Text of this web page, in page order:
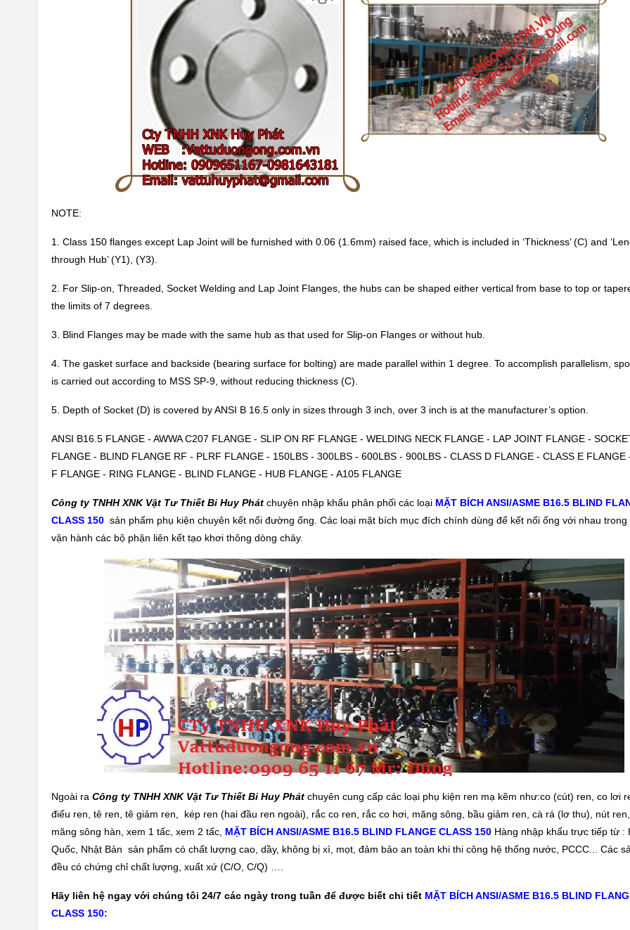
NOTE:
1. Class 150 flanges except Lap Joint will be furnished with 0.06 (1.6mm) raised face, which is included in ‘Thickness’ (C) and
through Hub’ (Y1), (Y3).
2. For Slip-on, Threaded, Socket Welding and Lap Joint Flanges, the hubs can be shaped either vertical from base to top or
the limits of 7 degrees.
3. Blind Flanges may be made with the same hub as that used for Slip-on Flanges or without hub.
4. The gasket surface and backside (bearing surface for bolting) are made parallel within 1 degree. To accomplish parallelism,
is carried out according to MSS SP-9, without reducing thickness (C).
5. Depth of Socket (D) is covered by ANSI B 16.5 only in sizes through 3 inch, over 3 inch is at the manufacturer’s option.
ANSI B16.5 FLANGE - AWWA C207 FLANGE - SLIP ON RF FLANGE - WELDING NECK FLANGE - LAP JOINT FLANGE -
FLANGE - BLIND FLANGE RF - PLRF FLANGE - 150LBS - 300LBS - 600LBS - 900LBS - CLASS D FLANGE - CLASS E FLANGE
F FLANGE - RING FLANGE - BLIND FLANGE - HUB FLANGE - A105 FLANGE
Công ty TNHH XNK Vật Tư Thiết Bi Huy Phát chuyên nhập khẩu phân phối các loại MẶT BÍCH ANSI/ASME B16.5 BLIND
CLASS 150 sản phẩm phụ kiện chuyên kết nối đường ống. Các loại mặt bích mục đích chính dùng để kết nối ống với nhau trong
vận hành các bộ phận liên kết tạo khơi thông dòng chảy.
Ngoài ra Công ty TNHH XNK Vật Tư Thiết Bi Huy Phát chuyên cung cấp các loại phụ kiện ren mạ kẽm như:co (cút) ren, co lơi
điếu ren, tê ren, tê giảm ren, kép ren (hai đầu ren ngoài), rắc co ren, rắc co hơi, măng sông, bầu giảm ren, cà rá (lơ thu), nút ren,
măng sông hàn, xem 1 tấc, xem 2 tấc, MẶT BÍCH ANSI/ASME B16.5 BLIND FLANGE CLASS 150 Hàng nhập khẩu trực tiếp từ :
Quốc, Nhật Bản sản phẩm có chất lượng cao, dầy, không bị xì, mọt, đảm bảo an toàn khi thi công hệ thống nước, PCCC... Các
đều có chứng chỉ chất lượng, xuất xứ (C/O, C/Q) ….
Hãy liên hệ ngay với chúng tôi 24/7 các ngày trong tuần để được biết chi tiết MẶT BÍCH ANSI/ASME B16.5 BLIND
CLASS 150: